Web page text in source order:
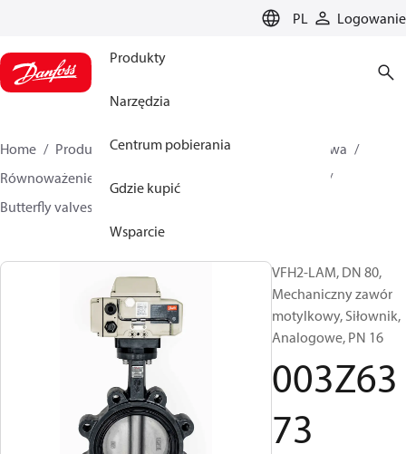
PL Logowanie
Produkty
Narzędzia
Centrum pobierania
Gdzie kupić
Wsparcie
Home Produkty
Climate Solutions dla ogrzewnictwa
Równoważenie i regulacja instalacji
Butterfly valves
VFH2-LAM, DN 80,
Mechaniczny zawór
motylkowy, Siłownik,
Analogowe, PN 16
003Z63
73